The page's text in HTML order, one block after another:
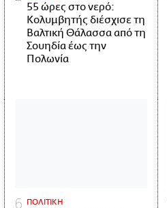
55 ώρες στο νερό:
Κολυμβητής διέσχισε τη
Βαλτική Θάλασσα από τη
Σουηδία έως την
Πολωνία
ΠΟΛΙΤΙΚΗ